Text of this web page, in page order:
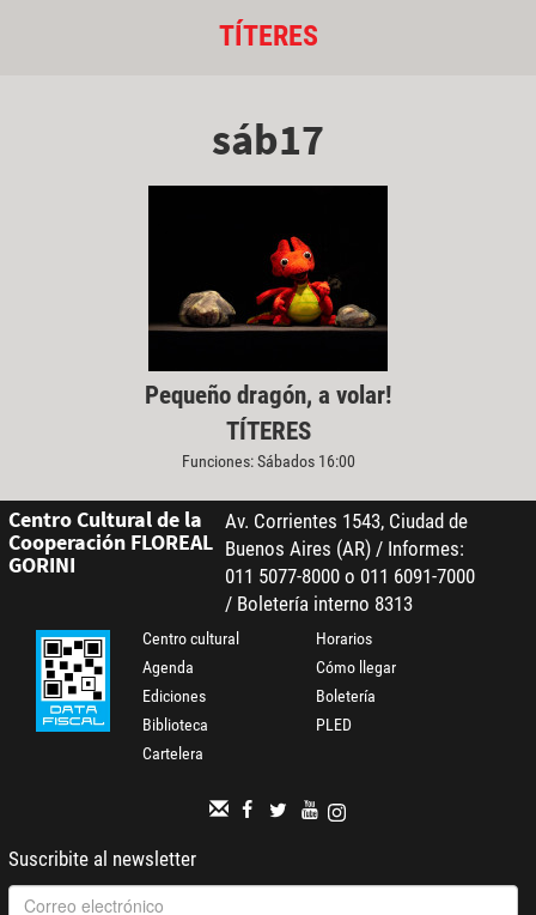
TÍTERES
sáb17
Pequeño dragón, a volar!
TÍTERES
Funciones: Sábados 16:00
Centro Cultural de la
Cooperación FLOREAL
GORINI
Av. Corrientes 1543, Ciudad de
Buenos Aires (AR) / Informes:
011 5077-8000 o 011 6091-7000
/ Boletería interno 8313
Centro cultural
Agenda
Ediciones
Biblioteca
Cartelera
Horarios
Cómo llegar
Boletería
PLED
Suscribite al newsletter